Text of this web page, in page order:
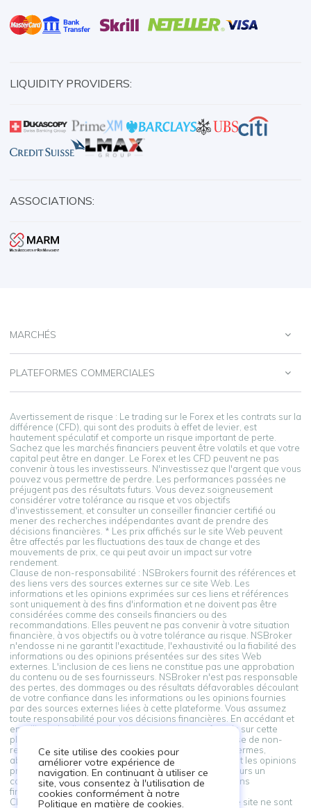
LIQUIDITY PROVIDERS:
ASSOCIATIONS:
MARCHÉS
PLATEFORMES COMMERCIALES
Avertissement de risque : Le trading sur le Forex et les contrats sur la
différence (CFD), qui sont des produits à effet de levier, est
hautement spéculatif et comporte un risque important de perte.
Sachez que les marchés financiers peuvent être volatils et que votre
capital peut être en danger. Le Forex et les CFD peuvent ne pas
convenir à tous les investisseurs. N'investissez que l'argent que vous
pouvez vous permettre de perdre. Les performances passées ne
préjugent pas des résultats futurs. Vous devez soigneusement
considérer votre tolérance au risque et vos objectifs
d'investissement, et consulter un conseiller financier certifié ou
mener des recherches indépendantes avant de prendre des
décisions financières. * Les prix affichés sur le site Web peuvent
être affectés par les fluctuations des taux de change et des
mouvements de prix, ce qui peut avoir un impact sur votre
rendement.
Clause de non-responsabilité : NSBrokers fournit des références et
des liens vers des sources externes sur ce site Web. Les
informations et les opinions exprimées sur ces liens et références
sont uniquement à des fins d'information et ne doivent pas être
considérées comme des conseils financiers ou des
recommandations. Elles peuvent ne pas convenir à votre situation
financière, à vos objectifs ou à votre tolérance au risque. NSBroker
n'endosse ni ne garantit l'exactitude, l'exhaustivité ou la fiabilité des
informations ou des opinions présentées sur des sites Web
externes. L'inclusion de ces liens ne constitue pas une approbation
du contenu ou de ses fournisseurs. NSBroker n'est pas responsable
des pertes, des dommages ou des résultats défavorables découlant
de votre confiance dans les informations ou les opinions fournies
par des sources externes liées à cette plateforme. Vous assumez
toute responsabilité pour vos décisions financières. En accédant et
en utilisant les liens vers des sources externes fournis sur cette
plateforme, vous reconnaissez et acceptez cette clause de non-
responsabilité. Si vous n'êtes pas d'accord avec ces termes,
abstenez-vous de vous appuyer sur les informations et les opinions
présentées par des sources externes. Consultez toujours un
conseiller professionnel avant de prendre des décisions
financières.
Clause de non-responsabilité : Les informations sur ce site ne sont
Ce site utilise des cookies pour
améliorer votre expérience de
navigation. En continuant à utiliser ce
site, vous consentez à l'utilisation de
cookies conformément à notre
Politique en matière de cookies.